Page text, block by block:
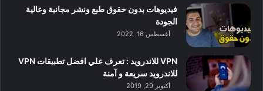
فيديوهات بدون حقوق طبع ونشر مجانية وعالية
الجودة
أغسطس 16, 2022
VPN للاندرويد : تعرف علي افضل تطبيقات VPN
للاندرويد سريعة و آمنة
أكتوبر 29, 2019